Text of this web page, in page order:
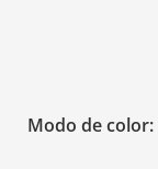
Modo de color: